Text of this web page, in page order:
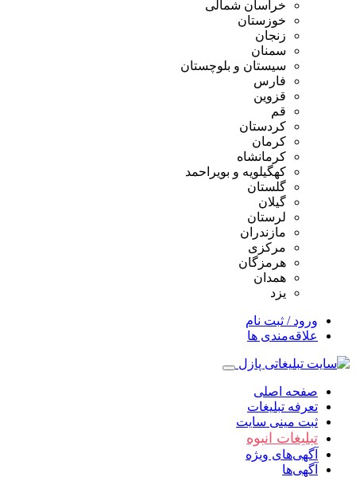
خراسان شمالی
خوزستان
زنجان
سمنان
سیستان و بلوچستان
فارس
قزوین
قم
کردستان
کرمان
کرمانشاه
کهگیلویه و بویراحمد
گلستان
گیلان
لرستان
مازندران
مرکزی
هرمزگان
همدان
یزد
ورود / ثبت نام
علاقه‌مندی ها
صفحه اصلی
تعرفه تبلیغات
ثبت مینی سایت
تبلیغات انبوه
آگهی‌های ویژه
آگهی‌ها